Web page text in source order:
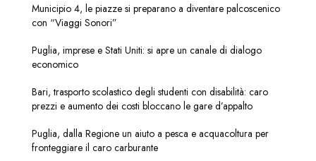
Municipio 4, le piazze si preparano a diventare palcoscenico
con “Viaggi Sonori”
Puglia, imprese e Stati Uniti: si apre un canale di dialogo
economico
Bari, trasporto scolastico degli studenti con disabilità: caro
prezzi e aumento dei costi bloccano le gare d’appalto
Puglia, dalla Regione un aiuto a pesca e acquacoltura per
fronteggiare il caro carburante